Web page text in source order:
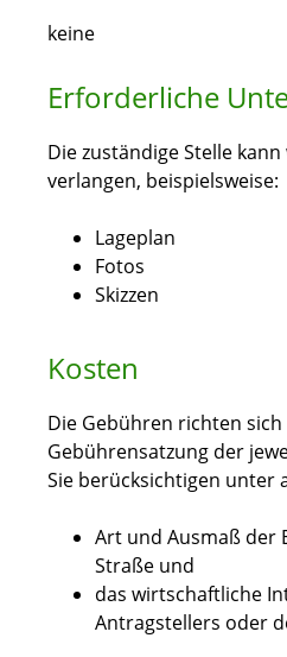
keine
Erforderliche
Die zuständige Stelle
verlangen, beispielsweise:
Lageplan
Fotos
Skizzen
Kosten
Die Gebühren richten
Gebührensatzung der
Sie berücksichtigen unter
Art und Ausmaß der
Straße und
das wirtschaftliche
Antragstellers oder